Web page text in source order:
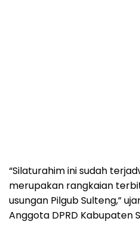
“Silaturahim ini sudah
merupakan rangkaian
usungan Pilgub Sulteng,”
Anggota DPRD Kabupaten